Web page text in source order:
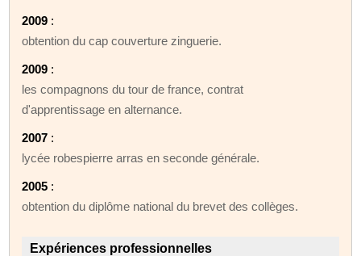
2009 :
obtention du cap couverture zinguerie.
2009 :
les compagnons du tour de france, contrat
d'apprentissage en alternance.
2007 :
lycée robespierre arras en seconde générale.
2005 :
obtention du diplôme national du brevet des collèges.
Expériences professionnelles